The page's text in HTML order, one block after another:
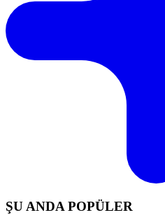
ŞU ANDA POPÜLER